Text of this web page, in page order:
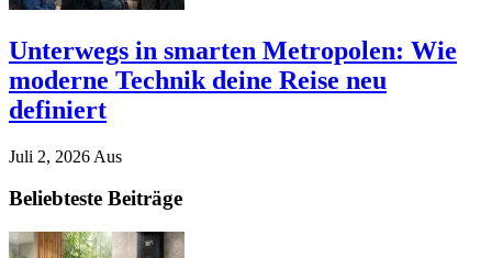
Unterwegs in smarten Metropolen: Wie
moderne Technik deine Reise neu
definiert
Juli 2, 2026 Aus
Beliebteste Beiträge